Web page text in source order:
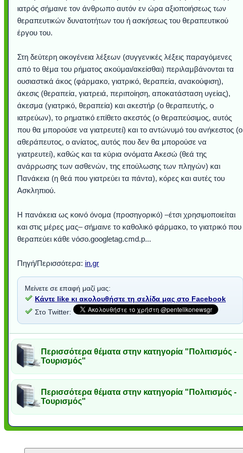
ιατρός σήμαινε τον άνθρωπο αυτόν εν ώρα αξιοποιήσεως των
θεραπευτικών δυνατοτήτων του ή ασκήσεως του θεραπευτικού
έργου του.
Στη δεύτερη οικογένεια λέξεων (συγγενικές λέξεις παραγόμενες
από το θέμα του ρήματος ακούμαι/ακείσθαι) περιλαμβάνονται τα
ουσιαστικά άκος (φάρμακο, γιατρικό, θεραπεία, ανακούφιση),
άκεσις (θεραπεία, γιατρειά, περιποίηση, αποκατάσταση υγείας),
άκεσμα (γιατρικό, θεραπεία) και ακεστήρ (ο θεραπευτής, ο
ιατρεύων), το ρηματικό επίθετο ακεστός (ο θεραπεύσιμος, αυτός
που θα μπορούσε να γιατρευτεί) και το αντώνυμό του ανήκεστος (ο
αθεράπευτος, ο ανίατος, αυτός που δεν θα μπορούσε να
γιατρευτεί), καθώς και τα κύρια ονόματα Ακεσώ (θεά της
ανάρρωσης των ασθενών, της επούλωσης των πληγών) και
Πανάκεια (η θεά που γιατρεύει τα πάντα), κόρες και αυτές του
Ασκληπιού.
Η πανάκεια ως κοινό όνομα (προσηγορικό) –έτσι χρησιμοποιείται
και στις μέρες μας– σήμαινε το καθολικό φάρμακο, το γιατρικό που
θεραπεύει κάθε νόσο.googletag.cmd.p...
Πηγή/Περισσότερα: in.gr
Μείνετε σε επαφή μαζί μας:
Κάντε like κι ακολουθήστε τη σελίδα μας στο Facebook
Στο Twitter:
Περισσότερα θέματα στην κατηγορία "Πολιτισμός -
Τουρισμός"
Περισσότερα θέματα στην κατηγορία "Πολιτισμός -
Τουρισμός"